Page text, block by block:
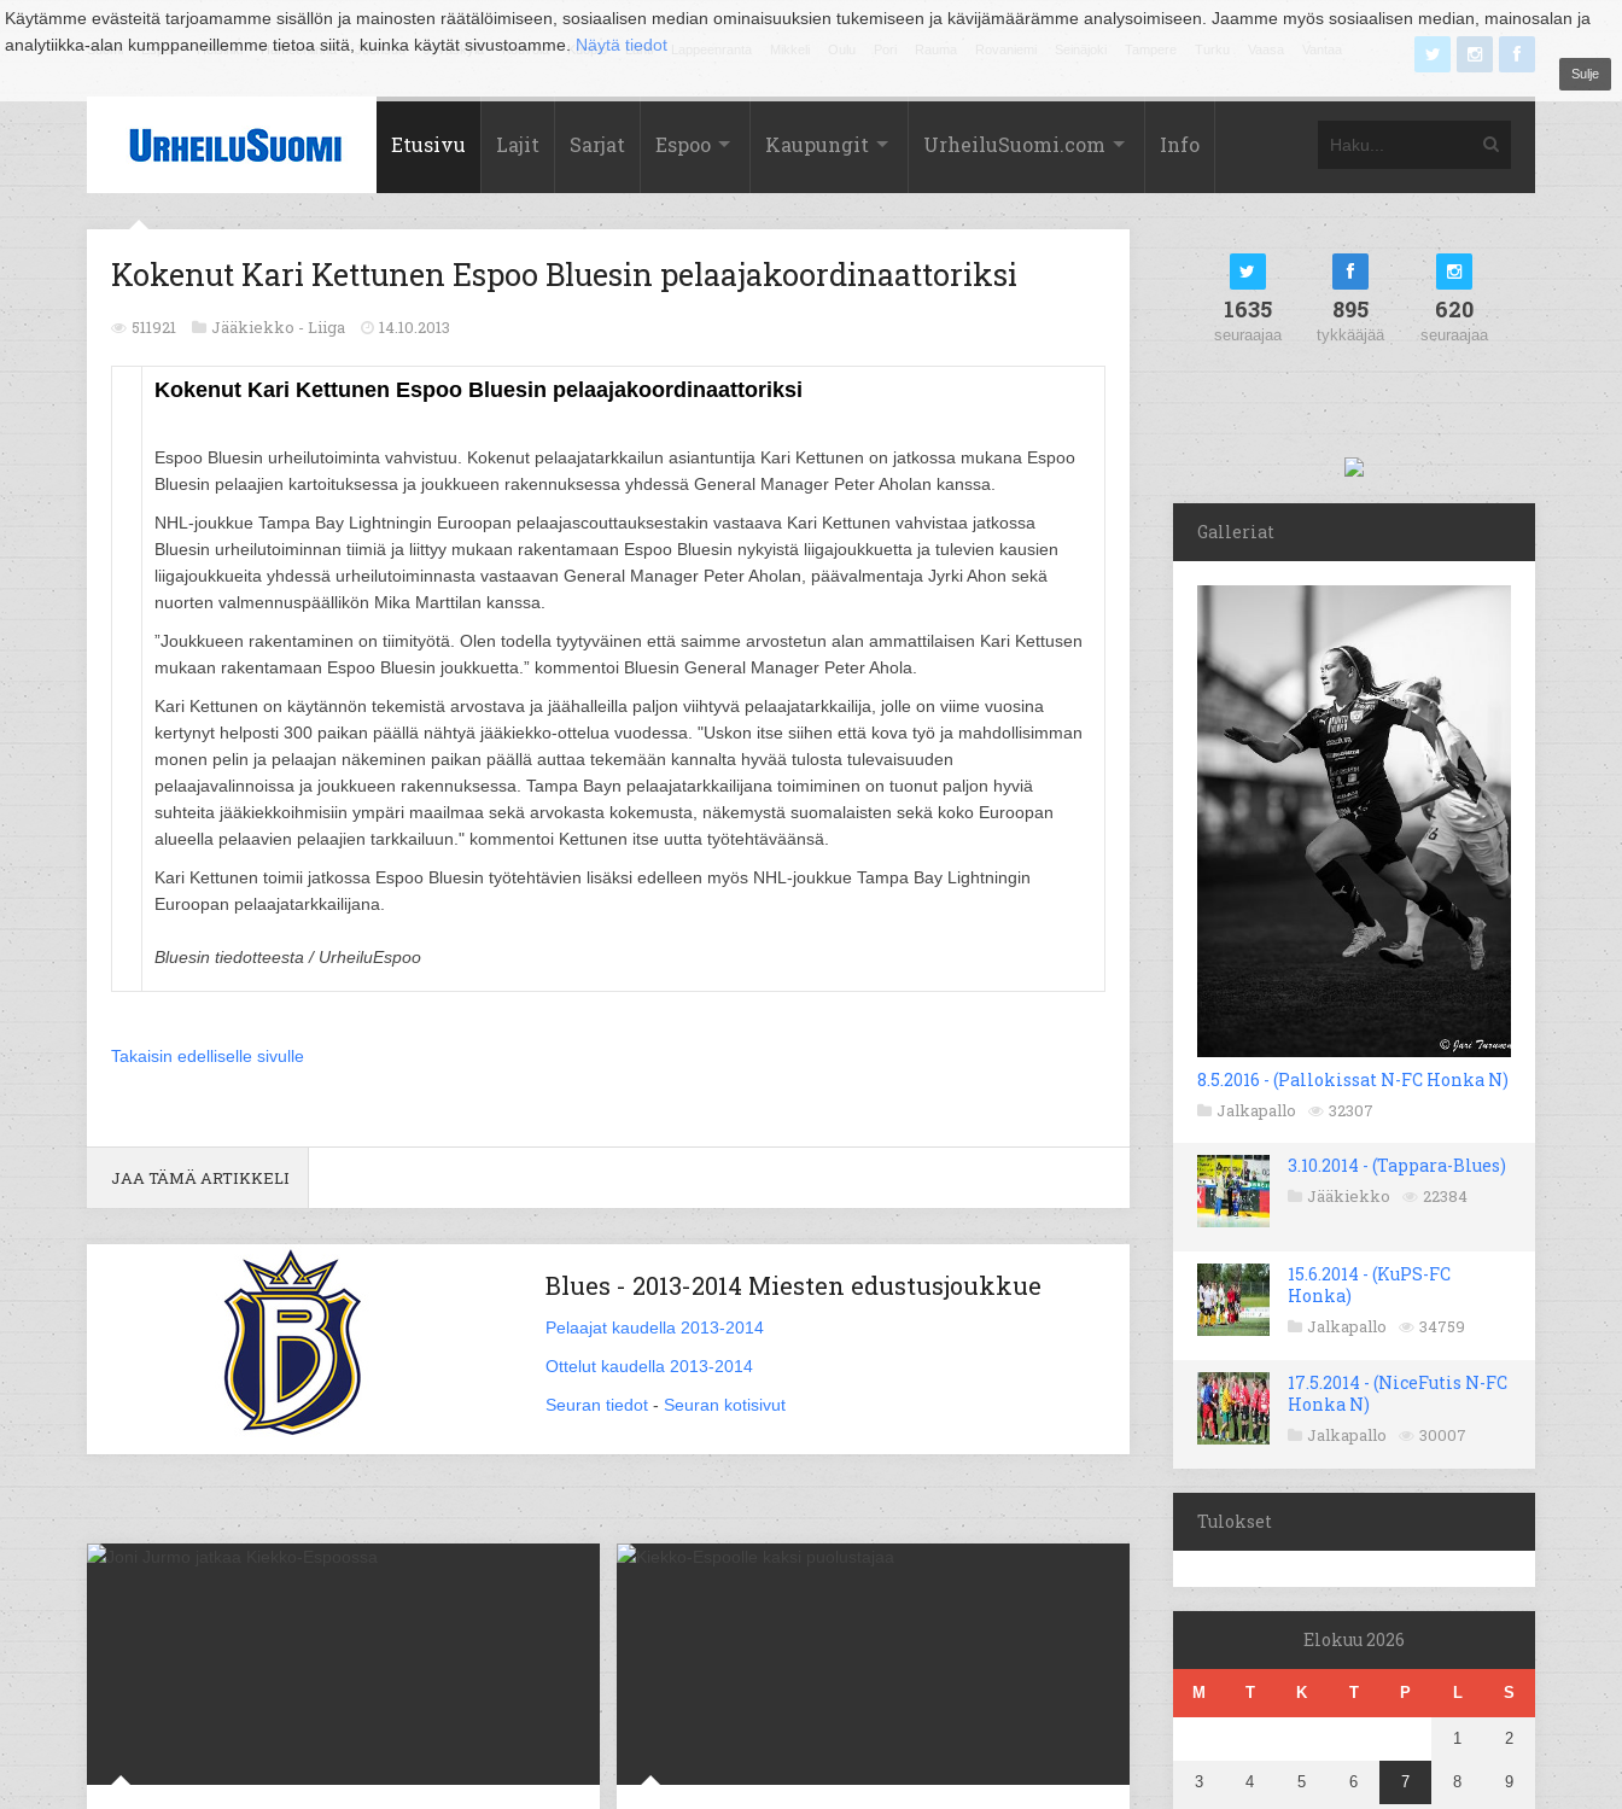
Käytämme evästeitä tarjoamamme sisällön ja mainosten räätälöimiseen, sosiaalisen median ominaisuuksien tukemiseen ja kävijämäärämme analysoimiseen. Jaamme myös sosiaalisen median, mainosalan ja
analytiikka-alan kumppaneillemme tietoa siitä, kuinka käytät sivustoamme. Näytä tiedot
Sulje
Suomi Espoo Helsinki Hämeenlinna Joensuu Jyväskylä Kouvola Kuopio Lahti
Etusivu Lajit Sarjat Espoo Kaupungit UrheiluSuomi.com Info
Kokenut Kari Kettunen Espoo Bluesin pelaajakoordinaattoriksi
511921 Jääkiekko - Liiga 14.10.2013
Kokenut Kari Kettunen Espoo Bluesin pelaajakoordinaattoriksi
Espoo Bluesin urheilutoiminta vahvistuu. Kokenut pelaajatarkkailun asiantuntija Kari Kettunen on jatkossa mukana Espoo
Bluesin pelaajien kartoituksessa ja joukkueen rakennuksessa yhdessä General Manager Peter Aholan kanssa.
NHL-joukkue Tampa Bay Lightningin Euroopan pelaajascouttauksestakin vastaava Kari Kettunen vahvistaa jatkossa
Bluesin urheilutoiminnan tiimiä ja liittyy mukaan rakentamaan Espoo Bluesin nykyistä liigajoukkuetta ja tulevien kausien
liigajoukkueita yhdessä urheilutoiminnasta vastaavan General Manager Peter Aholan, päävalmentaja Jyrki Ahon sekä
nuorten valmennuspäällikön Mika Marttilan kanssa.
”Joukkueen rakentaminen on tiimityötä. Olen todella tyytyväinen että saimme arvostetun alan ammattilaisen Kari Kettusen
mukaan rakentamaan Espoo Bluesin joukkuetta.” kommentoi Bluesin General Manager Peter Ahola.
Kari Kettunen on käytännön tekemistä arvostava ja jäähalleilla paljon viihtyvä pelaajatarkkailija, jolle on viime vuosina
kertynyt helposti 300 paikan päällä nähtyä jääkiekko-ottelua vuodessa. "Uskon itse siihen että kova työ ja mahdollisimman
monen pelin ja pelaajan näkeminen paikan päällä auttaa tekemään kannalta hyvää tulosta tulevaisuuden
pelaajavalinnoissa ja joukkueen rakennuksessa. Tampa Bayn pelaajatarkkailijana toimiminen on tuonut paljon hyviä
suhteita jääkiekkoihmisiin ympäri maailmaa sekä arvokasta kokemusta, näkemystä suomalaisten sekä koko Euroopan
alueella pelaavien pelaajien tarkkailuun." kommentoi Kettunen itse uutta työtehtäväänsä.
Kari Kettunen toimii jatkossa Espoo Bluesin työtehtävien lisäksi edelleen myös NHL-joukkue Tampa Bay Lightningin
Euroopan pelaajatarkkailijana.
Bluesin tiedotteesta / UrheiluEspoo
Takaisin edelliselle sivulle
JAA TÄMÄ ARTIKKELI
Blues - 2013-2014 Miesten edustusjoukkue
Pelaajat kaudella 2013-2014
Ottelut kaudella 2013-2014
Seuran tiedot - Seuran kotisivut
1635
seuraajaa
895
tykkääjää
620
seuraajaa
Galleriat
8.5.2016 - (Pallokissat N-FC Honka N)
Jalkapallo 32307
3.10.2014 - (Tappara-Blues)
Jääkiekko 22384
15.6.2014 - (KuPS-FC
Honka)
Jalkapallo 34759
17.5.2014 - (NiceFutis N-FC
Honka N)
Jalkapallo 30007
Tulokset
Elokuu 2026
M T K T P L S
1 2
3 4 5 6 7 8 9